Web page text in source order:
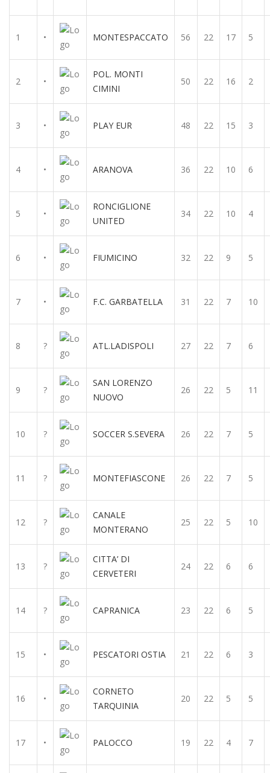
1 • MONTESPACCATO 56 22 17 5
2 •
POL. MONTI
CIMINI
50 22 16 2
3 • PLAY EUR 48 22 15 3
4 • ARANOVA 36 22 10 6
5 •
RONCIGLIONE
UNITED
34 22 10 4
6 • FIUMICINO 32 22 9 5
7 • F.C. GARBATELLA 31 22 7 10
8 ? ATL.LADISPOLI 27 22 7 6
9 ?
SAN LORENZO
NUOVO
26 22 5 11
10 ? SOCCER S.SEVERA 26 22 7 5
11 ? MONTEFIASCONE 26 22 7 5
12 ?
CANALE
MONTERANO
25 22 5 10
13 ?
CITTA’ DI
CERVETERI
24 22 6 6
14 ? CAPRANICA 23 22 6 5
15 • PESCATORI OSTIA 21 22 6 3
16 •
CORNETO
TARQUINIA
20 22 5 5
17 • PALOCCO 19 22 4 7